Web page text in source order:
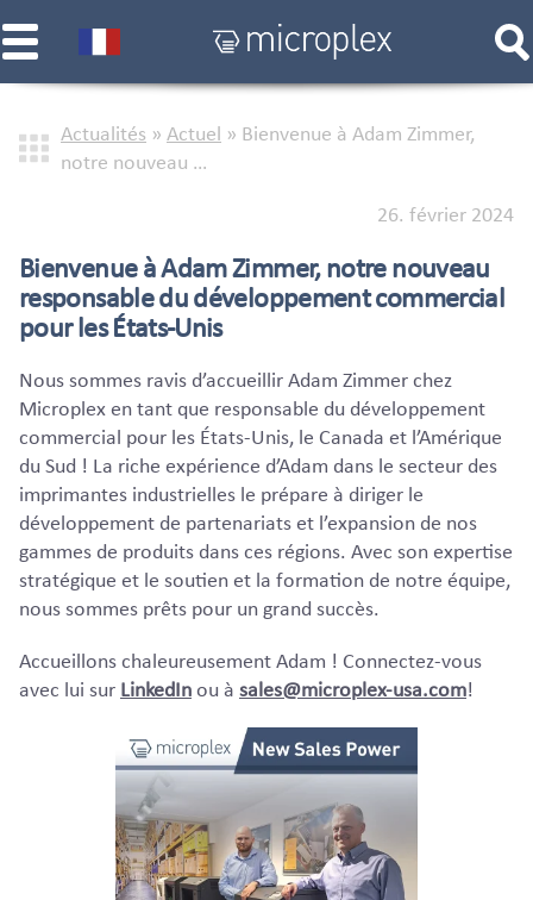
Actualités » Actuel » Bienvenue à Adam Zimmer,
notre nouveau …
26. février 2024
Bienvenue à Adam Zimmer, notre nouveau
responsable du développement commercial
pour les États-Unis
Nous sommes ravis d’accueillir Adam Zimmer chez
Microplex en tant que responsable du développement
commercial pour les États-Unis, le Canada et l’Amérique
du Sud ! La riche expérience d’Adam dans le secteur des
imprimantes industrielles le prépare à diriger le
développement de partenariats et l’expansion de nos
gammes de produits dans ces régions. Avec son expertise
stratégique et le soutien et la formation de notre équipe,
nous sommes prêts pour un grand succès.
Accueillons chaleureusement Adam ! Connectez-vous
avec lui sur LinkedInou à sales@microplex-usa.com!